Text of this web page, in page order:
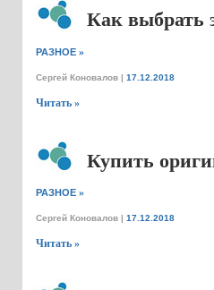
Как выбрать
РАЗНОЕ»
Сергей Коновалов| 17.12.2018
Читать »
Купить
РАЗНОЕ»
Сергей Коновалов| 17.12.2018
Читать »